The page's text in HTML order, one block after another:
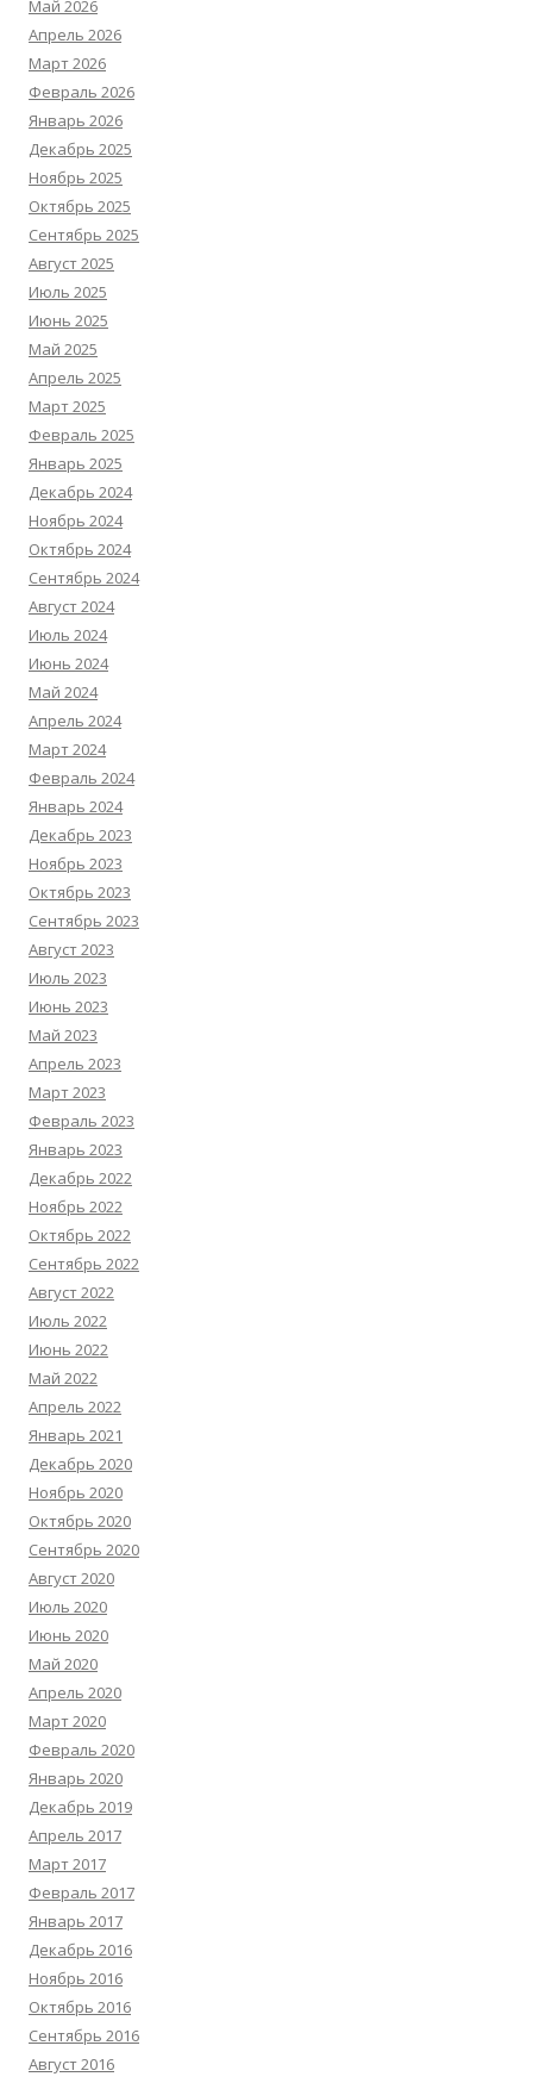
Май 2026
Апрель 2026
Март 2026
Февраль 2026
Январь 2026
Декабрь 2025
Ноябрь 2025
Октябрь 2025
Сентябрь 2025
Август 2025
Июль 2025
Июнь 2025
Май 2025
Апрель 2025
Март 2025
Февраль 2025
Январь 2025
Декабрь 2024
Ноябрь 2024
Октябрь 2024
Сентябрь 2024
Август 2024
Июль 2024
Июнь 2024
Май 2024
Апрель 2024
Март 2024
Февраль 2024
Январь 2024
Декабрь 2023
Ноябрь 2023
Октябрь 2023
Сентябрь 2023
Август 2023
Июль 2023
Июнь 2023
Май 2023
Апрель 2023
Март 2023
Февраль 2023
Январь 2023
Декабрь 2022
Ноябрь 2022
Октябрь 2022
Сентябрь 2022
Август 2022
Июль 2022
Июнь 2022
Май 2022
Апрель 2022
Январь 2021
Декабрь 2020
Ноябрь 2020
Октябрь 2020
Сентябрь 2020
Август 2020
Июль 2020
Июнь 2020
Май 2020
Апрель 2020
Март 2020
Февраль 2020
Январь 2020
Декабрь 2019
Апрель 2017
Март 2017
Февраль 2017
Январь 2017
Декабрь 2016
Ноябрь 2016
Октябрь 2016
Сентябрь 2016
Август 2016